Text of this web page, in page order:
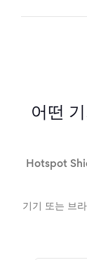
어떤
Hotspot
기기 또는 브